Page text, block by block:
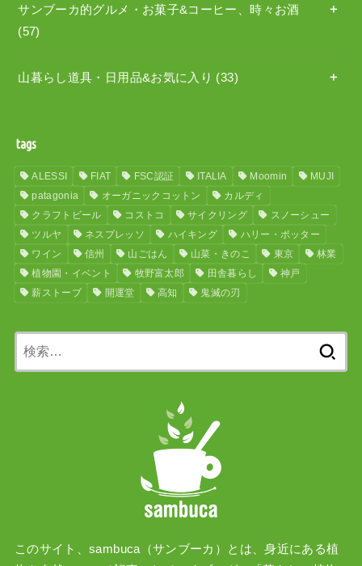
サンブーカ的グルメ・お菓子&コーヒー、時々お酒
(57)
山暮らし道具・日用品&お気に入り (33)
tags
ALESSI FIAT FSC認証 ITALIA Moomin
MUJI
patagonia
オーガニックコットン
カルディ
クラフトビール
コストコ サイクリング
スノーシュー
ツルヤ
ネスプレッソ ハイキング
ハリー・ポッター
ワイン
信州 山ごはん 山菜・きのこ 東京
林業
植物園・イベント
牧野富太郎 田舎暮らし
神戸
薪ストーブ
開運堂 高知 鬼滅の刃
このサイト、sambuca（サンブーカ）とは、身近にある植